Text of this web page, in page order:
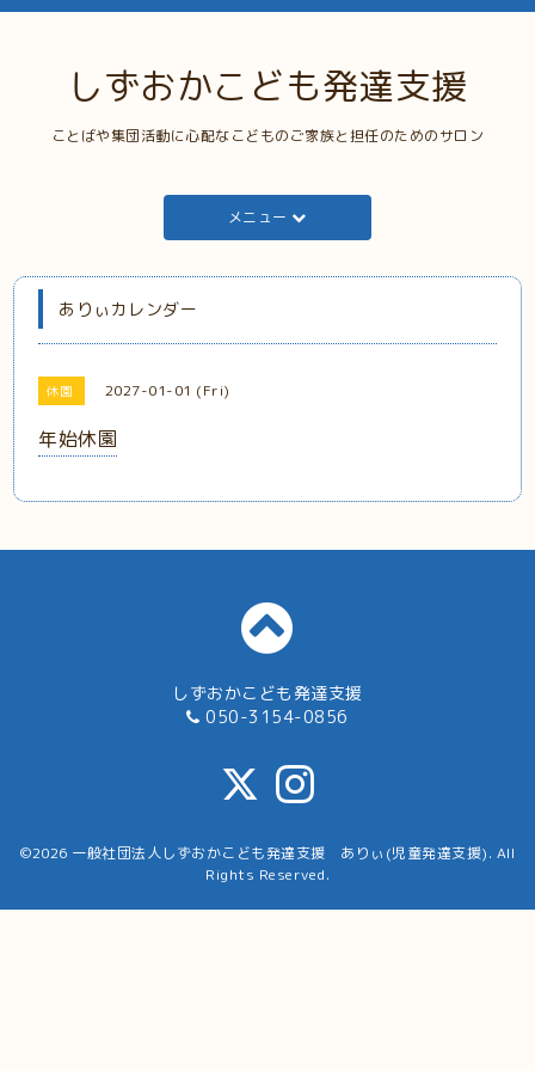
しずおかこども発達支援
ことばや集団活動に心配なこどものご家族と担任のためのサロン
メニュー
ありぃカレンダー
休園 2027-01-01 (Fri)
年始休園
しずおかこども発達支援
050-3154-0856
©2026 一般社団法人しずおかこども発達支援 ありぃ(児童発達支援). All
Rights Reserved.